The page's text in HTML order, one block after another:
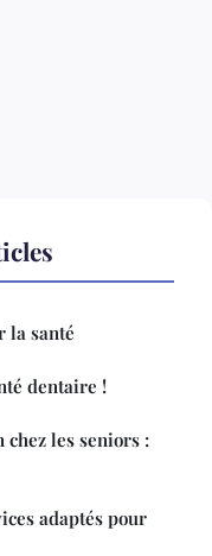
la santé
dentaire !
les seniors :
adaptés pour